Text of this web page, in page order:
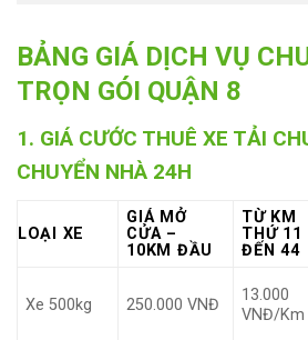
BẢNG GIÁ DỊCH VỤ
TRỌN GÓI QUẬN 8
1. GIÁ CƯỚC THUÊ XE TẢI
CHUYỂN NHÀ 24H
LOẠI XE
GIÁ MỞ
CỬA –
10KM ĐẦU
TỪ KM
THỨ 11
ĐẾN 44
Xe 500kg 250.000 VNĐ
13.000
VNĐ/Km